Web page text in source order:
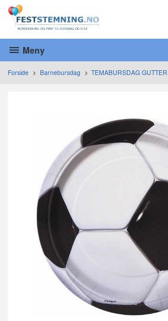
Gå
innholdet
Meny
Forside Barnebursdag TEMABURSDAG GUTTER